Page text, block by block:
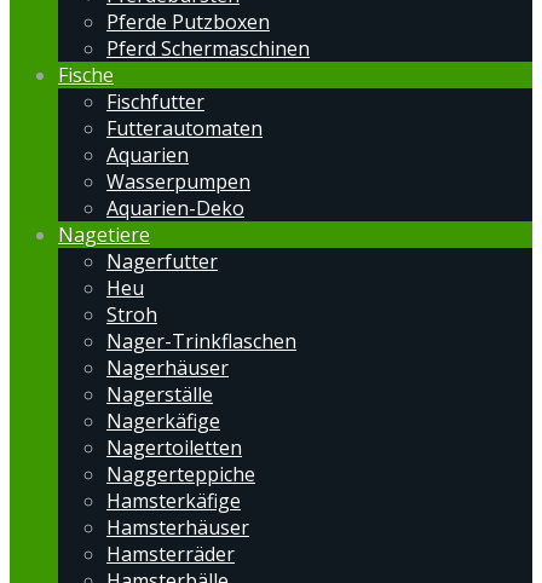
Pferde Putzboxen
Pferd Schermaschinen
Fische
Fischfutter
Futterautomaten
Aquarien
Wasserpumpen
Aquarien-Deko
Nagetiere
Nagerfutter
Heu
Stroh
Nager-Trinkflaschen
Nagerhäuser
Nagerställe
Nagerkäfige
Nagertoiletten
Naggerteppiche
Hamsterkäfige
Hamsterhäuser
Hamsterräder